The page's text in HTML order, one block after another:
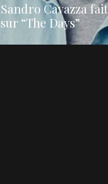
Sandro Cavazza
sur “The Days”